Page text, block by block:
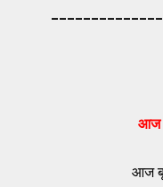
आज
आज